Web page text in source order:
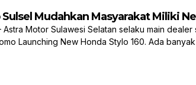
Mudahkan Masyarakat Miliki
Astra Motor Sulawesi Selatan selaku main
Launching New Honda Stylo 160. Ada